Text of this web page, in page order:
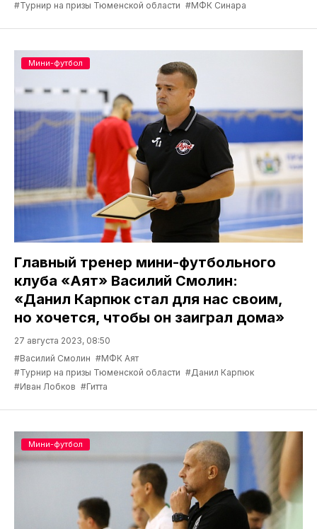
#Турнир на призы Тюменской области #МФК Синара
Главный тренер мини-футбольного
клуба «Аят» Василий Смолин:
«Данил Карпюк стал для нас своим,
но хочется, чтобы он заиграл дома»
27 августа 2023, 08:50
#Василий Смолин #МФК Аят
#Турнир на призы Тюменской области #Данил Карпюк
#Иван Лобков #Гитта
Мини-футбол
Мини-футбол